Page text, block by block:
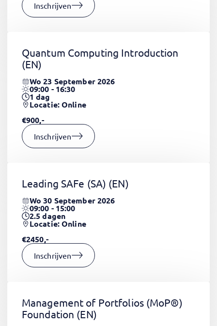
Inschrijven
Quantum Computing Introduction
(EN)
Wo 23 September 2026
09:00 - 16:30
1dag
Locatie: Online
€900,-
Inschrijven
Leading SAFe (SA) (EN)
Wo 30 September 2026
09:00 - 15:00
2.5dagen
Locatie: Online
€2450,-
Inschrijven
Management of Portfolios (MoP®)
Foundation (EN)